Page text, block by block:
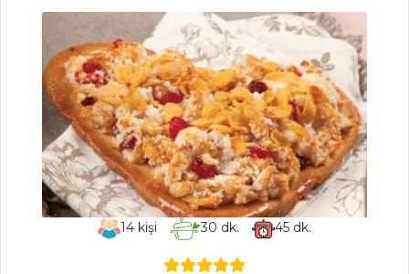
Hamur İşleri Tüm
Tarifleri
PILAV VE
MAKARNA
Ziyafet Pilavı
Köri Soslu
Sebzeli Pirinç
Makarnası
Fesleğenli Fırın
14kişi 30 dk. 45 dk.